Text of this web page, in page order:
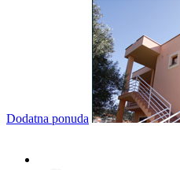
Dodatna ponuda